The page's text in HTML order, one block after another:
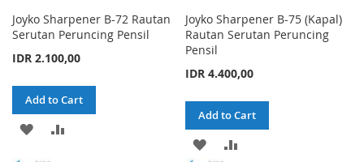
Joyko Sharpener B-72 Rautan
Serutan Peruncing Pensil
IDR 2.100,00
Add to Cart
ADD
Joyko Sharpener B-75 (Kapal)
Rautan Serutan Peruncing
Pensil
IDR 4.400,00
Add to Cart
ADD